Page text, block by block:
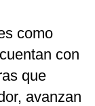
como
con
que
avanzan